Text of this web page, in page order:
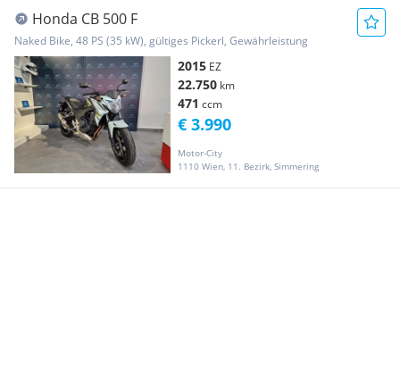
Honda CB 500 F
Naked Bike, 48 PS (35 kW), gültiges Pickerl, Gewährleistung
2015 EZ
22.750 km
471 ccm
Motor-City
1110 Wien, 11. Bezirk, Simmering
€ 3.990